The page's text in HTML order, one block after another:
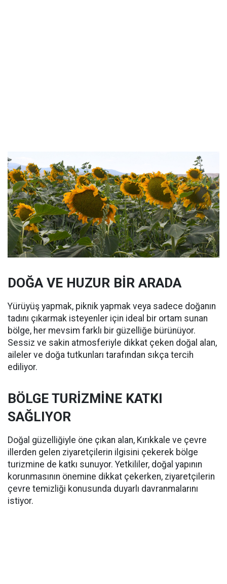
DOĞA VE HUZUR BİR ARADA
Yürüyüş yapmak, piknik yapmak veya sadece doğanın
tadını çıkarmak isteyenler için ideal bir ortam sunan
bölge, her mevsim farklı bir güzelliğe bürünüyor.
Sessiz ve sakin atmosferiyle dikkat çeken doğal alan,
aileler ve doğa tutkunları tarafından sıkça tercih
ediliyor.
BÖLGE TURİZMİNE KATKI
SAĞLIYOR
Doğal güzelliğiyle öne çıkan alan, Kırıkkale ve çevre
illerden gelen ziyaretçilerin ilgisini çekerek bölge
turizmine de katkı sunuyor. Yetkililer, doğal yapının
korunmasının önemine dikkat çekerken, ziyaretçilerin
çevre temizliği konusunda duyarlı davranmalarını
istiyor.